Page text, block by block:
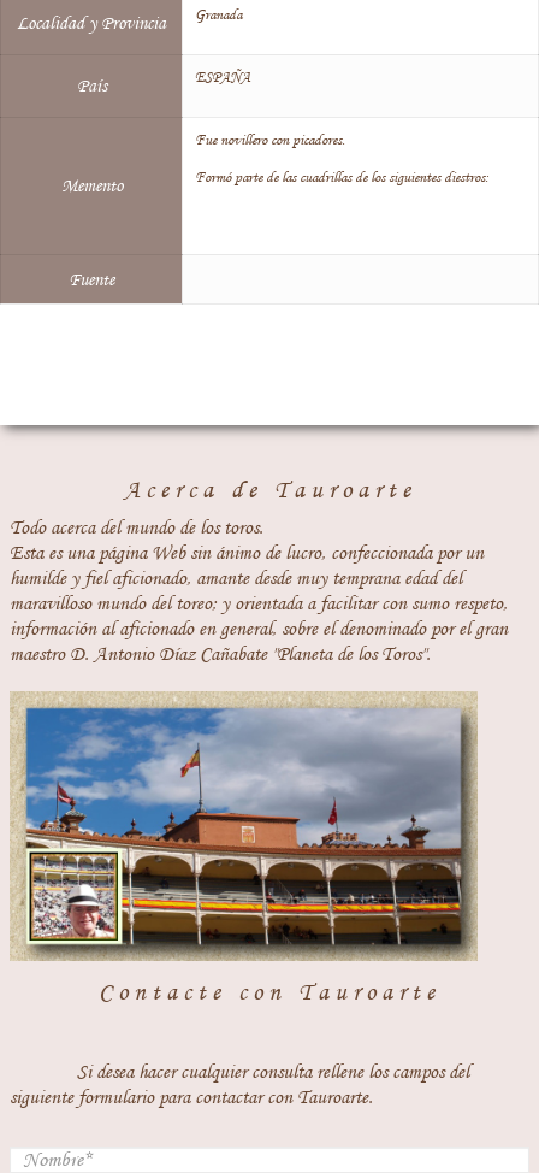
Localidad y Provincia Granada
País ESPAÑA
Memento
Fue novillero con picadores.
Formó parte de las cuadrillas de los siguientes diestros:
Fuente
Acerca de Tauroarte
Todo acerca del mundo de los toros.
Esta es una página Web sin ánimo de lucro, confeccionada por un
humilde y fiel aficionado, amante desde muy temprana edad del
maravilloso mundo del toreo; y orientada a facilitar con sumo respeto,
información al aficionado en general, sobre el denominado por el gran
maestro D. Antonio Díaz Cañabate "Planeta de los Toros".
Contacte con Tauroarte
Si desea hacer cualquier consulta rellene los campos del
siguiente formulario para contactar con Tauroarte.